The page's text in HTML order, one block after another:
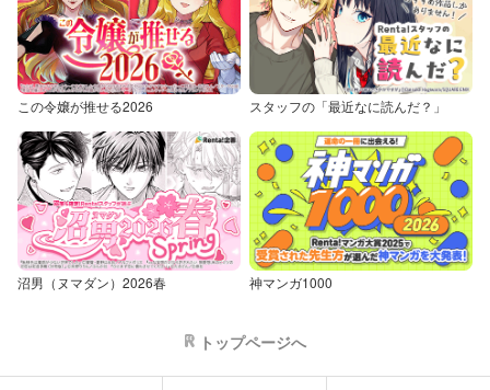
この令嬢が推せる2026 スタッフの「最近なに読んだ？」
沼男（ヌマダン）2026春 神マンガ1000
トップページへ